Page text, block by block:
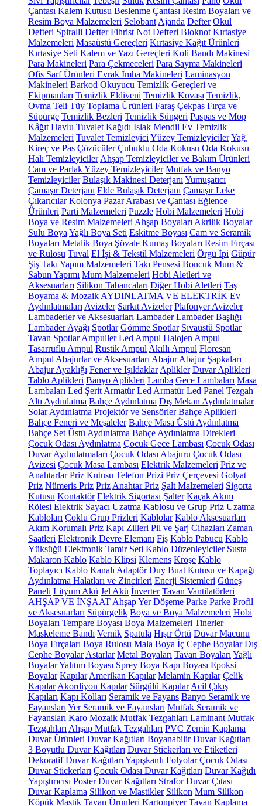
Çantası Kalem Kutusu Beslenme Çantası Resim Boyaları ve
Resim Boya Malzemeleri Selobant Ajanda Defter Okul
Defteri Spiralli Defter Fihrist Not Defteri Bloknot Kırtasiye
Malzemeleri Masaüstü Gereçleri Kırtasiye Kağıt Ürünleri
Kırtasiye Seti Kalem ve Yazı Gereçleri Koli Bandı Makinesi
Para Makineleri Para Çekmeceleri Para Sayma Makineleri
Ofis Sarf Ürünleri Evrak İmha Makineleri Laminasyon
Makineleri Barkod Okuyucu Temizlik Gereçleri ve
Ekipmanları Temizlik Eldiveni Temizlik Kovası Temizlik,
Ovma Teli Tüy Toplama Ürünleri Faraş Çekpas Fırça ve
Süpürge Temizlik Bezleri Temizlik Süngeri Paspas ve Mop
Kâğıt Havlu Tuvalet Kağıdı Islak Mendil Ev Temizlik
Malzemeleri Tuvalet Temizleyici Yüzey TemizleyicilerYağ,
Kireç ve Pas Çözücüler Çubuklu Oda Kokusu Oda Kokusu
Halı Temizleyiciler Ahşap Temizleyiciler ve Bakım Ürünleri
Cam ve Parlak Yüzey Temizleyiciler Mutfak ve Banyo
Temizleyiciler Bulaşık Makinesi Deterjanı Yumuşatıcı
Çamaşır Deterjanı Elde Bulaşık Deterjanı Çamaşır Leke
Çıkarıcılar Kolonya Pazar Arabası ve Çantası Eğlence
Ürünleri Parti Malzemeleri Puzzle Hobi Malzemeleri Hobi
Boya ve Resim Malzemeleri Ahşap Boyaları Akrilik Boyalar
Sulu Boya Yağlı Boya Seti Eskitme Boyası Cam ve Seramik
Boyaları Metalik Boya Şövale Kumaş Boyaları Resim Fırçası
ve Rulosu Tuval El İşi & Tekstil Malzemeleri Örgü İpi Güpür
Şiş Takı Yapım Malzemeleri Takı Pensesi Boncuk Mum &
Sabun Yapımı Mum Malzemeleri Hobi Aletleri ve
Aksesuarları Silikon Tabancaları Diğer Hobi Aletleri Taş
Boyama & Mozaik AYDINLATMA VE ELEKTRİK Ev
Aydınlatmaları Avizeler Sarkıt Avizeler Plafonyer Avizeler
Lambaderler ve Aksesuarları Lambader Lambader Başlığı
Lambader Ayağı Spotlar Gömme Spotlar Sıvaüstü Spotlar
Tavan Spotlar Ampuller Led Ampul Halojen Ampul
Tasarruflu Ampul Rustik Ampul Akıllı Ampul Floresan
Ampul Abajurlar ve Aksesuarları Abajur Abajur Şapkaları
Abajur Ayaklığı Fener ve Işıldaklar Aplikler Duvar Aplikleri
Tablo Aplikleri Banyo Aplikleri Lamba Gece Lambaları Masa
Lambaları Led Şerit Armatür Led Armatür Led Panel Tezgah
Altı Aydınlatma Bahçe Aydınlatma Dış Mekan Aydınlatmalar
Solar Aydınlatma Projektör ve Sensörler Bahçe Aplikleri
Bahçe Feneri ve Meşaleler Bahçe Masa Üstü Aydınlatma
Bahçe Set Üstü Aydınlatma Bahçe Aydınlatma Direkleri
Çocuk Odası Aydınlatma Çocuk Gece Lambası Çocuk Odası
Duvar Aydınlatmaları Çocuk Odası Abajuru Çocuk Odası
Avizesi Çocuk Masa Lambası Elektrik Malzemeleri Priz ve
Anahtarlar Priz Kutusu Telefon Prizi Priz Çerçevesi Golyat
Priz Nümeris Priz Priz Anahtar Priz Şalt Malzemeleri Sigorta
Kutusu Kontaktör Elektrik Sigortası Şalter Kaçak Akım
Rölesi Elektrik Sayacı Uzatma Kablosu ve Grup Priz Uzatma
Kabloları Çoklu Grup Prizleri Kablolar Kablo Aksesuarları
Akım Korumalı Priz Kapı Zilleri Pil ve Şarj Cihazları Zaman
Saatleri Elektronik Devre Elemanı Fiş Kablo Pabucu Kablo
Yüksüğü Elektronik Tamir Seti Kablo Düzenleyiciler Susta
Makaron Kablo Kablo Klipsi Klemens Kroşe Kablo
Toplayıcı Kablo Kanalı Adaptör Duy Buat Kutusu ve Kapağı
Aydınlatma Halatları ve Zincirleri Enerji Sistemleri Güneş
Paneli Lityum Akü Jel Akü İnverter Tavan Vantilatörleri
AHŞAP VE İNŞAAT Ahşap Yer Döşeme Parke Parke Profil
ve Aksesuarları Süpürgelik Boya ve Boya Malzemeleri Hobi
Boyaları Tempare Boyası Boya Malzemeleri Tinerler
Maskeleme Bandı Vernik Spatula Hışır Örtü Duvar Macunu
Boya Fırçaları Boya Rulosu Mala Boya İç Cephe Boyalar Dış
Cephe Boyalar Astarlar Metal Boyaları Tavan Boyaları Yağlı
BoyalarYalıtım Boyası Sprey Boya Kapı Boyası Epoksi
Boyalar Kapılar Amerikan Kapılar Melamin Kapılar Çelik
Kapılar Akordiyon Kapılar Sürgülü Kapılar Acil Çıkış
Kapıları Kapı Kolları Seramik ve Fayans Banyo Seramik ve
Fayansları Yer Seramik ve Fayansları Mutfak Seramik ve
Fayansları Karo Mozaik Mutfak Tezgahları Laminant Mutfak
Tezgahları Ahşap Mutfak Tezgahları PVC Zemin Kaplama
Duvar Ürünleri Duvar Kağıtları Boyanabilir Duvar Kağıtları
3 Boyutlu Duvar Kağıtları Duvar Stickerları ve Etiketleri
Dekoratif Duvar Kağıtları Yapışkanlı Folyolar Çocuk Odası
Duvar Stickerları Çocuk Odası Duvar Kağıtları Duvar Kağıdı
Yapıştırıcısı Poster Duvar Kağıtları Strafor Duvar Çıtası
Duvar Kaplama Silikon ve Mastikler Silikon Mum Silikon
Köpük Mastik Tavan Ürünleri Kartonpiyer Tavan Kaplama